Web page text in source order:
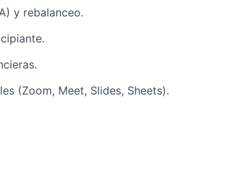
y rebalanceo.
(Zoom, Meet, Slides, Sheets).